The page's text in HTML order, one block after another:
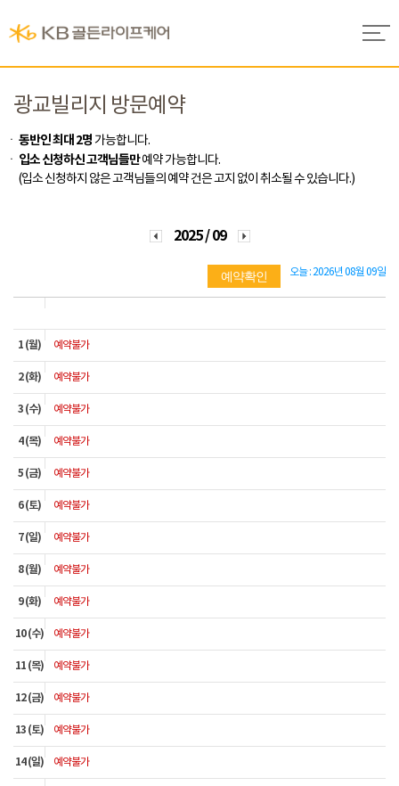
광교빌리지 방문예약
동반인 최대 2명 가능합니다.
입소 신청하신 고객님들만예약 가능합니다.
(입소 신청하지 않은 고객님들의 예약 건은 고지 없이 취소될 수 있습니다.)
2025 / 09
오늘: 2026년 08월 09일
예약확인
1 (월) 예약불가
2 (화) 예약불가
3 (수) 예약불가
4 (목) 예약불가
5 (금) 예약불가
6 (토) 예약불가
7 (일) 예약불가
8 (월) 예약불가
9 (화) 예약불가
10 (수) 예약불가
11 (목) 예약불가
12 (금) 예약불가
13 (토) 예약불가
14 (일) 예약불가